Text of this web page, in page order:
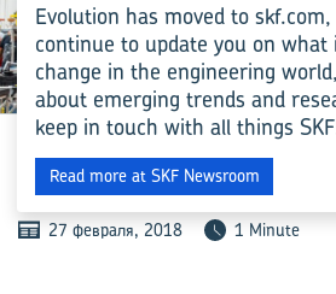
INDUSTRY
СЛАД­КИЙ ВКУС
27 февраля, 2018 1 Minute
Evolution has moved to
continue to update you on what
change in the engineering
about emerging trends and
keep in touch with all things
Read more at SKF Newsroom